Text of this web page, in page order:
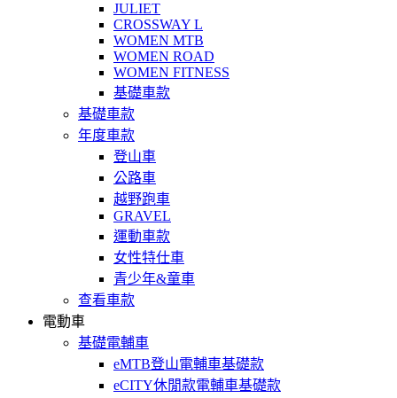
JULIET
CROSSWAY L
WOMEN MTB
WOMEN ROAD
WOMEN FITNESS
基礎車款
基礎車款
年度車款
登山車
公路車
越野跑車
GRAVEL
運動車款
女性特仕車
青少年&童車
查看車款
電動車
基礎電輔車
eMTB登山電輔車基礎款
eCITY休閒款電輔車基礎款